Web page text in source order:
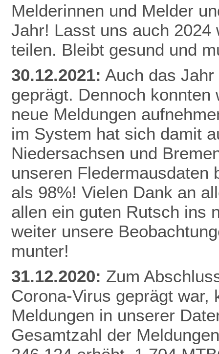
Melderinnen und Melder
Jahr! Lasst uns auch 2024
teilen. Bleibt gesund und
30.12.2021: Auch das
geprägt. Dennoch
neue Meldungen
im System hat sich damit
Niedersachsen und
unseren Fledermausdaten
als 98%! Vielen Dank an
allen ein guten Rutsch ins
weiter unsere
munter!
31.12.2020: Zum
Corona-Virus geprägt war,
Meldungen in unserer
Gesamtzahl der